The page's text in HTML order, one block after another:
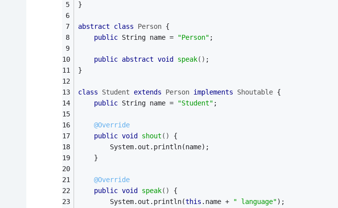
}
abstract class Person {
public String name = "Person" ;
public abstract void speak() ;
}
class Student extends Person implements Shoutable {
public String name = "Student" ;
@Override
public void shout ()
{
		System.out.println(name);
	}
@Override
public void speak()
{
		System.out.println(
this .name + " language");